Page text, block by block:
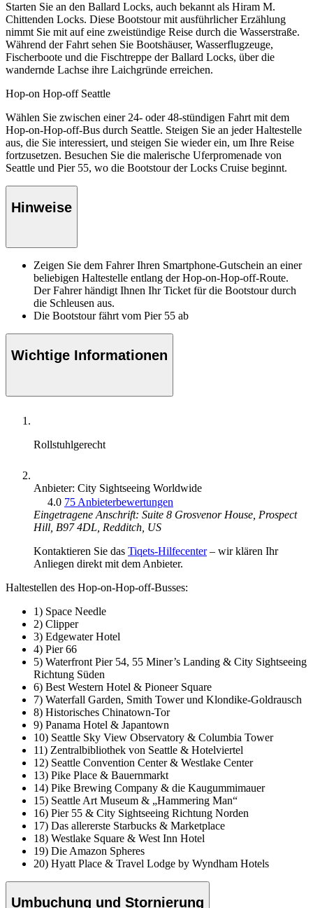
Starten Sie an den Ballard Locks, auch bekannt als Hiram M.
Chittenden Locks. Diese Bootstour mit ausführlicher Erzählung
nimmt Sie mit auf eine zweistündige Reise durch die Wasserstraße.
Während der Fahrt sehen Sie Bootshäuser, Wasserflugzeuge,
Fischerboote und die Fischtreppe der Ballard Locks, über die
wandernde Lachse ihre Laichgründe erreichen.
Hop-on Hop-off Seattle
Wählen Sie zwischen einer 24- oder 48-stündigen Fahrt mit dem
Hop-on-Hop-off-Bus durch Seattle. Steigen Sie an jeder Haltestelle
aus, die Sie interessiert, und steigen Sie wieder ein, um Ihre Reise
fortzusetzen. Besuchen Sie die malerische Uferpromenade von
Seattle und Pier 55, wo die Bootstour der Locks Cruise beginnt.
Hinweise
Zeigen Sie dem Fahrer Ihren Smartphone-Gutschein an einer
beliebigen Haltestelle entlang der Hop-on-Hop-off-Route.
Der Fahrer händigt Ihnen Ihr Ticket für die Bootstour durch
die Schleusen aus.
Die Bootstour fährt vom Pier 55 ab
Wichtige Informationen
Rollstuhlgerecht
Anbieter: City Sightseeing Worldwide
4.0 75 Anbieterbewertungen
Eingetragene Anschrift: Suite 8 Grosvenor House, Prospect
Hill, B97 4DL, Redditch, US
Kontaktieren Sie das Tiqets-Hilfecenter– wir klären Ihr
Anliegen direkt mit dem Anbieter.
Haltestellen des Hop-on-Hop-off-Busses:
1) Space Needle
2) Clipper
3) Edgewater Hotel
4) Pier 66
5) Waterfront Pier 54, 55 Miner’s Landing & City Sightseeing
Richtung Süden
6) Best Western Hotel & Pioneer Square
7) Waterfall Garden, Smith Tower und Klondike-Goldrausch
8) Historisches Chinatown-Tor
9) Panama Hotel & Japantown
10) Seattle Sky View Observatory & Columbia Tower
11) Zentralbibliothek von Seattle & Hotelviertel
12) Seattle Convention Center & Westlake Center
13) Pike Place & Bauernmarkt
14) Pike Brewing Company & die Kaugummimauer
15) Seattle Art Museum & „Hammering Man“
16) Pier 55 & City Sightseeing Richtung Norden
17) Das allererste Starbucks & Marketplace
18) Westlake Square & West Inn Hotel
19) Die Amazon Spheres
20) Hyatt Place & Travel Lodge by Wyndham Hotels
Umbuchung und Stornierung